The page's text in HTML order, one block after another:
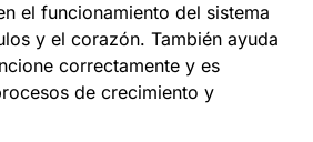
el funcionamiento del sistema
y el corazón. También ayuda
correctamente y es
de crecimiento y